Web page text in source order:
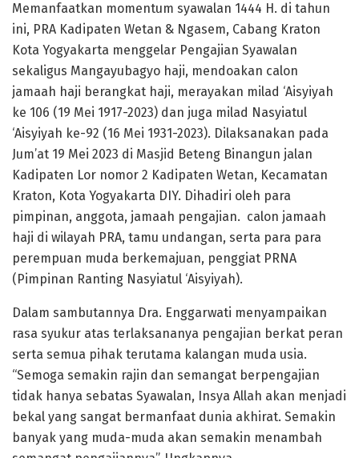
Memanfaatkan momentum syawalan 1444 H. di tahun
ini, PRA Kadipaten Wetan & Ngasem, Cabang Kraton
Kota Yogyakarta menggelar Pengajian Syawalan
sekaligus Mangayubagyo haji, mendoakan calon
jamaah haji berangkat haji, merayakan milad ‘Aisyiyah
ke 106 (19 Mei 1917-2023) dan juga milad Nasyiatul
‘Aisyiyah ke-92 (16 Mei 1931-2023). Dilaksanakan pada
Jum’at 19 Mei 2023 di Masjid Beteng Binangun jalan
Kadipaten Lor nomor 2 Kadipaten Wetan, Kecamatan
Kraton, Kota Yogyakarta DIY. Dihadiri oleh para
pimpinan, anggota, jamaah pengajian. calon jamaah
haji di wilayah PRA, tamu undangan, serta para para
perempuan muda berkemajuan, penggiat PRNA
(Pimpinan Ranting Nasyiatul ‘Aisyiyah).
Dalam sambutannya Dra. Enggarwati menyampaikan
rasa syukur atas terlaksananya pengajian berkat peran
serta semua pihak terutama kalangan muda usia.
“Semoga semakin rajin dan semangat berpengajian
tidak hanya sebatas Syawalan, Insya Allah akan menjadi
bekal yang sangat bermanfaat dunia akhirat. Semakin
banyak yang muda-muda akan semakin menambah